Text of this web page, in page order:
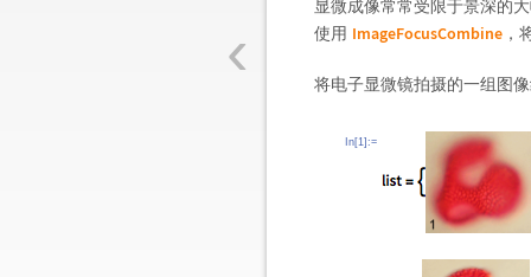
‹
显微成像常常受限于景深的
使用 ImageFocusCombine ，
将电子显微镜拍摄的一组图
In[1]:=